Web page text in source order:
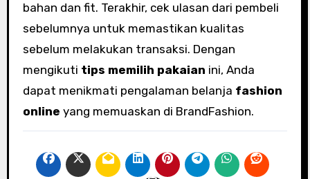
bahan dan fit. Terakhir, cek ulasan dari pembeli
sebelumnya untuk memastikan kualitas
sebelum melakukan transaksi. Dengan
mengikuti tips memilih pakaian ini, Anda
dapat menikmati pengalaman belanja fashion
online yang memuaskan di BrandFashion.